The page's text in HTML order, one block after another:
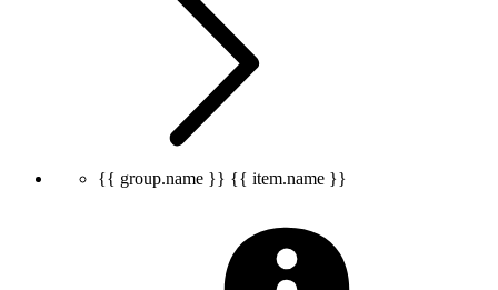
{{ group.name }} {{ item.name }}